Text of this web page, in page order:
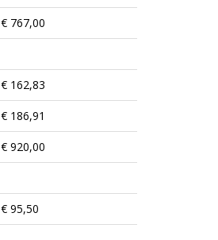
€ 767,00
€ 162,83
€ 186,91
€ 920,00
€ 95,50